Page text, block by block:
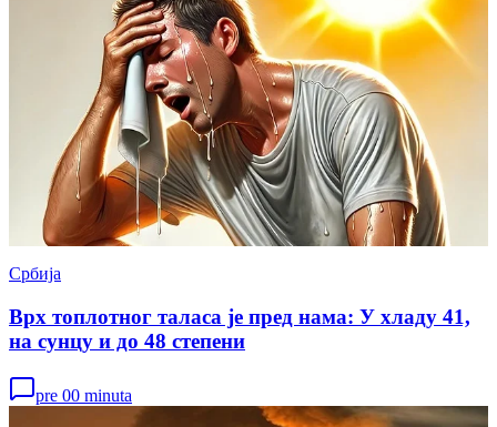
Србија
Врх топлотног таласа је пред нама: У хладу 41,
на сунцу и до 48 степени
pre 00 minuta